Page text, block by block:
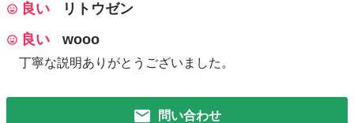
良い
リトウゼン
良い
wooo
丁寧な説明ありがとうございました。
問い合わせ